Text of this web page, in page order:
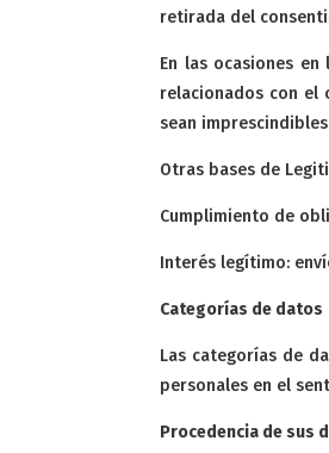
retirada del
En las ocasiones
relacionados con el
sean
Otras bases de
Cumplimiento de
Interés legítimo:
Categorías de datos
Las categorías de
personales en el
Procedencia de sus